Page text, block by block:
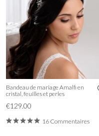
Bandeau de mariage Amalfi en
cristal, feuilles et perles
€129.00
16 Commentaires